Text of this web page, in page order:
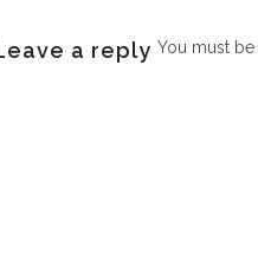
a reply You must be